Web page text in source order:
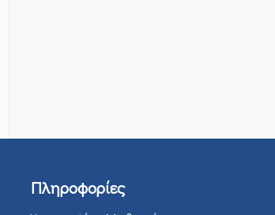
Πληροφορίες